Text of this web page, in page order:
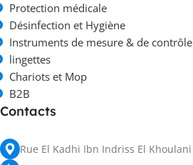
Protection médicale
Désinfection et Hygiène
Instruments de mesure & de contrôle
lingettes
Chariots et Mop
B2B
Contacts
Rue El Kadhi Ibn Indriss El Khoulani